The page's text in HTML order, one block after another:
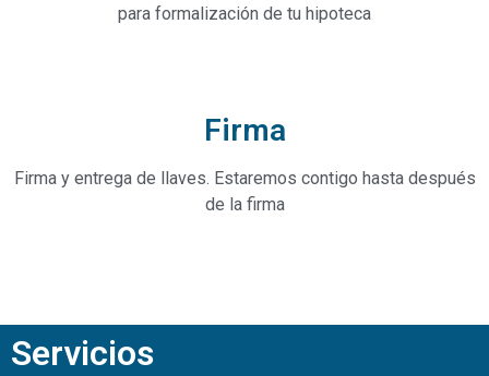
para formalización de tu hipoteca
Firma
Firma y entrega de llaves. Estaremos contigo hasta después
de la firma
Servicios